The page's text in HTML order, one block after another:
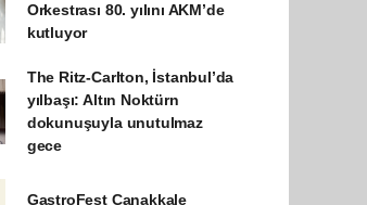
Orkestrası 80. yılını AKM’de
kutluyor
The Ritz-Carlton, İstanbul’da
yılbaşı: Altın Noktürn
dokunuşuyla unutulmaz
gece
GastroFest Çanakkale